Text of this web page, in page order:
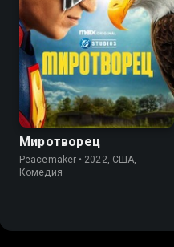
8.0 8.2
Миротворец
Peacemaker • 2022, США,
Комедия